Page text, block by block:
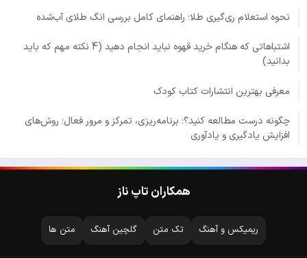
نحوه استعلام ری‌گیری طلا؛ راهنمای کامل بررسی انگ طلای آب‌شده
اشتباهاتی که هنگام خرید قهوه نباید انجام دهید (4 نکته مهم که باید
بدانید)
معرفی بهترین انتشارات کتاب کودک
چگونه درست مطالعه کنید؟؛ برنامه‌ریزی، تمرکز و مرور فعال؛ روش‌های
افزایش یادگیری و یادآوری
همکاران تاپ ناز
ریمیکس و آهنگ تک متن گلچین آهنگ متن ها